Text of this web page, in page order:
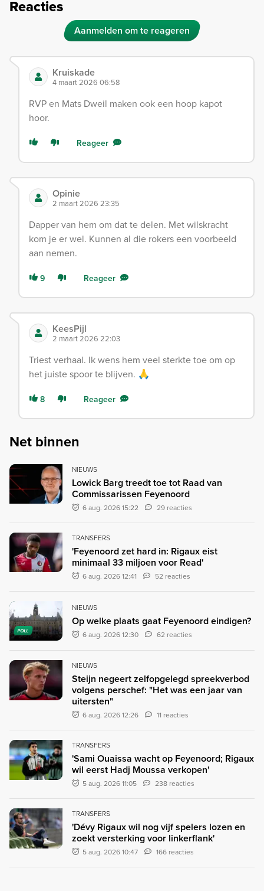
Reacties
Aanmelden om te reageren
Kruiskade
4 maart 2026 06:58
RVP en Mats Dweil maken ook een hoop kapot
hoor.
Reageer
Opinie
2 maart 2026 23:35
Dapper van hem om dat te delen. Met wilskracht
kom je er wel. Kunnen al die rokers een voorbeeld
aan nemen.
9 Reageer
KeesPijl
2 maart 2026 22:03
Triest verhaal. Ik wens hem veel sterkte toe om op
het juiste spoor te blijven. 🙏
8 Reageer
Net binnen
NIEUWS
Lowick Barg treedt toe tot Raad van
Commissarissen Feyenoord
6 aug. 2026 15:22 29 reacties
TRANSFERS
'Feyenoord zet hard in: Rigaux eist
minimaal 33 miljoen voor Read'
6 aug. 2026 12:41 52 reacties
POLL
NIEUWS
Op welke plaats gaat Feyenoord eindigen?
6 aug. 2026 12:30 62 reacties
NIEUWS
Steijn negeert zelfopgelegd spreekverbod
volgens perschef: "Het was een jaar van
uitersten"
6 aug. 2026 12:26 11 reacties
TRANSFERS
'Sami Ouaissa wacht op Feyenoord; Rigaux
wil eerst Hadj Moussa verkopen'
5 aug. 2026 11:05 238 reacties
TRANSFERS
'Dévy Rigaux wil nog vijf spelers lozen en
zoekt versterking voor linkerflank'
5 aug. 2026 10:47 166 reacties